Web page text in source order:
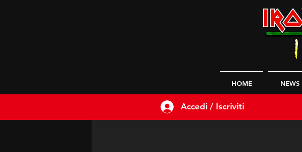
HOME NEWS
Accedi / Iscriviti